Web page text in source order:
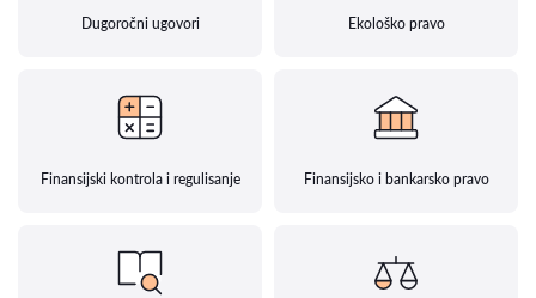
Dugoročni ugovori Ekološko pravo
Finansijski kontrola i regulisanje Finansijsko i bankarsko pravo